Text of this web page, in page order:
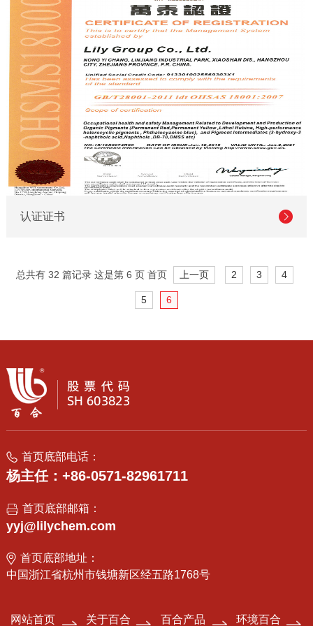
认证证书
总共有 32 篇记录 这是第 6 页 首页 上一页 2 3 4
5 6
首页底部电话：
杨主任：+86-0571-82961711
首页底部邮箱：
yyj@lilychem.com
首页底部地址：
中国浙江省杭州市钱塘新区经五路1768号
网站首页 关于百合 百合产品 环境百合